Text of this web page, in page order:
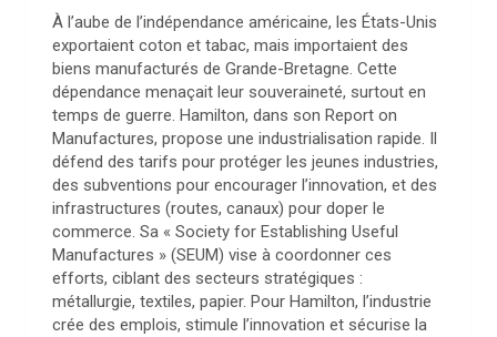
À l’aube de l’indépendance américaine, les États-Unis
exportaient coton et tabac, mais importaient des
biens manufacturés de Grande-Bretagne. Cette
dépendance menaçait leur souveraineté, surtout en
temps de guerre. Hamilton, dans son Report on
Manufactures, propose une industrialisation rapide. Il
défend des tarifs pour protéger les jeunes industries,
des subventions pour encourager l’innovation, et des
infrastructures (routes, canaux) pour doper le
commerce. Sa « Society for Establishing Useful
Manufactures » (SEUM) vise à coordonner ces
efforts, ciblant des secteurs stratégiques :
métallurgie, textiles, papier. Pour Hamilton, l’industrie
crée des emplois, stimule l’innovation et sécurise la